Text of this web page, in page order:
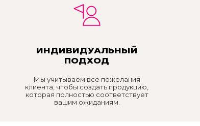
ИНДИВИДУАЛЬНЫЙ
ПОДХОД
Мы учитываем все пожелания
клиента, чтобы создать продукцию,
которая полностью соответствует
вашим ожиданиям.